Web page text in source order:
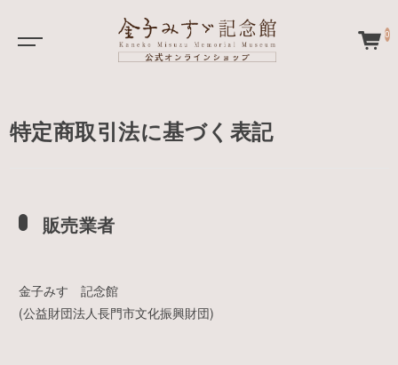
0
特定商取引法に基づく表記
販売業者
金子みすゞ記念館
(公益財団法人長門市文化振興財団)